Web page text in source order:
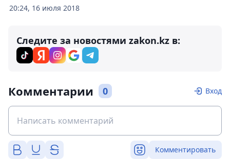
20:24, 16 июля 2018
Следите за новостями zakon.kz в:
Комментарии 0 Вход
Комментировать